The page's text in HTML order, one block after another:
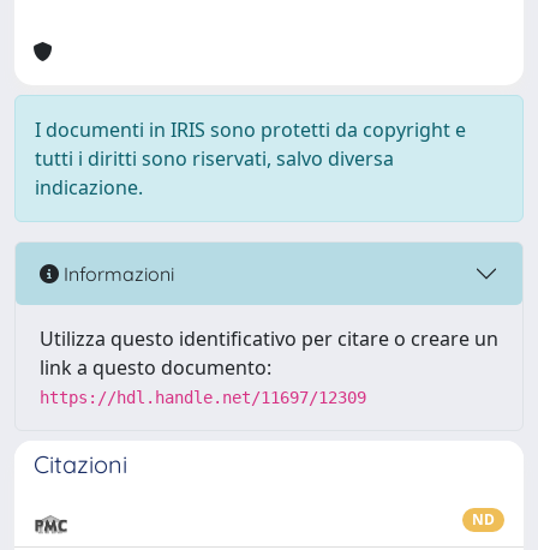
I documenti in IRIS sono protetti da copyright e
tutti i diritti sono riservati, salvo diversa
indicazione.
Informazioni
Utilizza questo identificativo per citare o creare un
link a questo documento:
https://hdl.handle.net/11697/12309
Citazioni
ND